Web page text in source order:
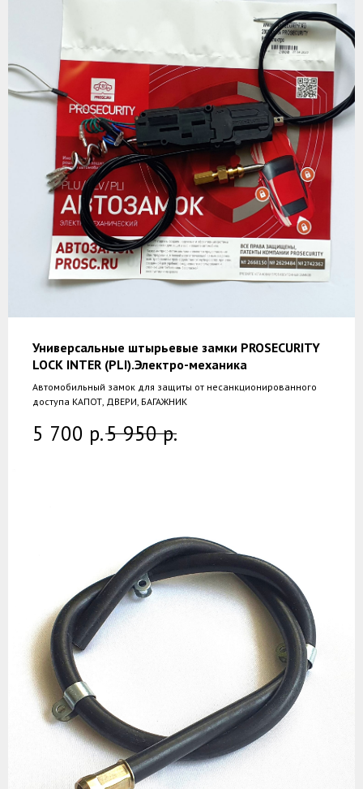
Универсальные штырьевые замки PROSECURITY
LOCK INTER (PLI).Электро-механика
Автомобильный замок для защиты от несанкционированного
доступа КАПОТ, ДВЕРИ, БАГАЖНИК
5 700 р.5 950 р.